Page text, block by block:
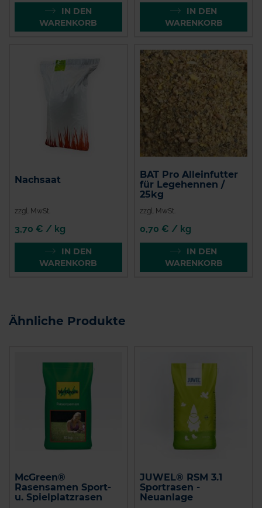
IN DEN
WARENKORB
IN DEN
WARENKORB
Nachsaat
zzgl. MwSt.
3,70 € / kg
IN DEN
WARENKORB
BAT Pro Alleinfutter
für Legehennen /
25kg
zzgl. MwSt.
0,70 € / kg
IN DEN
WARENKORB
Ähnliche Produkte
McGreen®
Rasensamen Sport-
u. Spielplatzrasen
JUWEL® RSM 3.1
Sportrasen -
Neuanlage